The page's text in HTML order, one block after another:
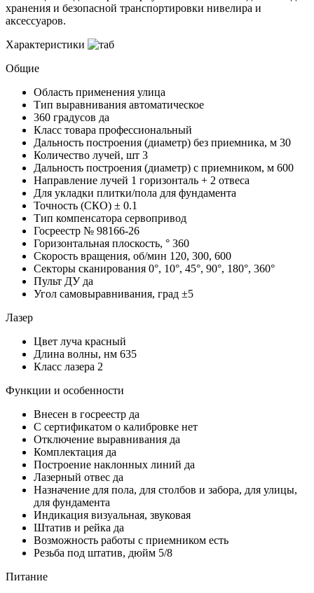
хранения и безопасной транспортировки нивелира и
аксессуаров.
Характеристики
Общие
Область применения улица
Тип выравнивания автоматическое
360 градусов да
Класс товара профессиональный
Дальность построения (диаметр) без приемника, м 30
Количество лучей, шт 3
Дальность построения (диаметр) с приемником, м 600
Направление лучей 1 горизонталь + 2 отвеса
Для укладки плитки/пола для фундамента
Точность (СКО) ± 0.1
Тип компенсатора сервопривод
Госреестр № 98166-26
Горизонтальная плоскость, ° 360
Скорость вращения, об/мин 120, 300, 600
Секторы сканирования 0°, 10°, 45°, 90°, 180°, 360°
Пульт ДУ да
Угол самовыравнивания, град ±5
Лазер
Цвет луча красный
Длина волны, нм 635
Класс лазера 2
Функции и особенности
Внесен в госреестр да
С сертификатом о калибровке нет
Отключение выравнивания да
Комплектация да
Построение наклонных линий да
Лазерный отвес да
Назначение для пола, для столбов и забора, для улицы,
для фундамента
Индикация визуальная, звуковая
Штатив и рейка да
Возможность работы с приемником есть
Резьба под штатив, дюйм 5/8
Питание